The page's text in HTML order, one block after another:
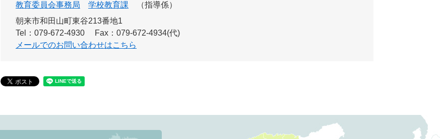
教育委員会事務局
学校教育課
指導係
朝来市和田山町東谷213番地1
Tel：079-672-4930
Fax：079-672-4934(代)
メールでのお問い合わせはこちら